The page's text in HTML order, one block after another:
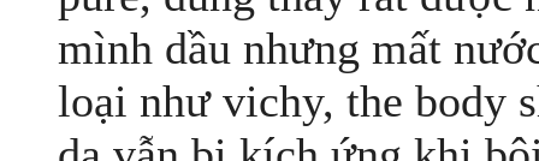
mình dầu nhưng mất
loại như vichy, the body